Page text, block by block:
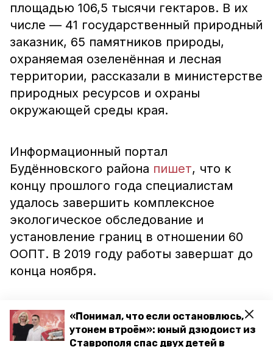
«Понимал, что если остановлюсь,
утонем втроём»: юный дзюдоист из
Ставрополя спас двух детей в
площадью 106,5 тысячи гектаров. В их
числе — 41 государственный природный
заказник, 65 памятников природы,
охраняемая озеленённая и лесная
территории, рассказали в министерстве
природных ресурсов и охраны
окружающей среды края.
Информационный портал
Будённовского района пишет, что к
концу прошлого года специалистам
удалось завершить комплексное
экологическое обследование и
установление границ в отношении 60
ООПТ. В 2019 году работы завершат до
конца ноября.
Ранее сообщалось, что в
невинномысском МФЦ открыли